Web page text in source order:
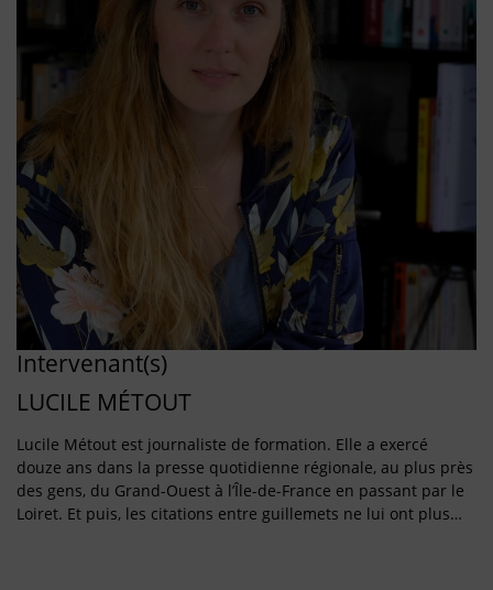
Intervenant(s)
LUCILE MÉTOUT
Lucile Métout est journaliste de formation. Elle a exercé
douze ans dans la presse quotidienne régionale, au plus près
des gens, du Grand-Ouest à l’Île-de-France en passant par le
Loiret. Et puis, les citations entre guillemets ne lui ont plus…